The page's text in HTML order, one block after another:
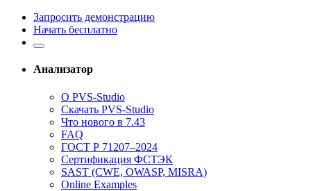
Запросить демонстрацию
Начать бесплатно
Анализатор
О PVS-Studio
Скачать PVS-Studio
Что нового в 7.43
FAQ
ГОСТ Р 71207–2024
Сертификация ФСТЭК
SAST (CWE, OWASP, MISRA)
Online Examples